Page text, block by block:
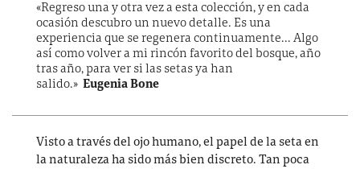
«Regreso una y otra vez a esta colección, y en cada
ocasión descubro un nuevo detalle. Es una
experiencia que se regenera continuamente... Algo
así como volver a mi rincón favorito del bosque, año
tras año, para ver si las setas ya han
salido.» Eugenia Bone
Visto a través del ojo humano, el papel de la seta en
la naturaleza ha sido más bien discreto. Tan poca